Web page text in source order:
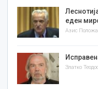
еден
Азис